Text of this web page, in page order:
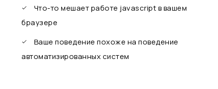
Что-то мешает работе javascript в вашем
браузере
Ваше поведение похоже на поведение
автоматизированных систем